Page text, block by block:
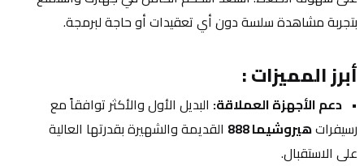
بتجربة مشاهدة سلسة دون أي تعقيدات أو حاجة لبرمجة.
أبرز المميزات :
دعم الأجهزة العملاقة:
رسيفرات هيروشيما 888
على الاستقبال.